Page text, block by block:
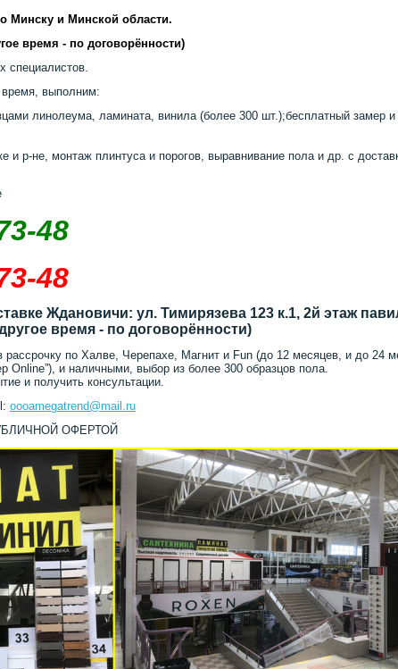
Минску и Минской области.
время - по договорённости)
специалистов.
время, выполним:
линолеума, ламината, винила (более 300 шт.);бесплатный замер и
и р-не, монтаж плинтуса и порогов, выравнивание пола и др. с
48
48
Ждановичи: ул. Тимирязева 123 к.1, 2й этаж
время - по договорённости)
рассрочку по Халве, Черепахе, Магнит и Fun (до 12 месяцев, и до 24
Online”), и наличными, выбор из более 300 образцов пола.
и получить консультации.
oooamegatrend@mail.ru
ОФЕРТОЙ